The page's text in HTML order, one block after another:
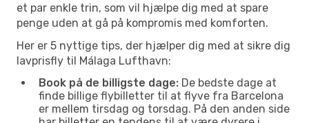
et par enkle trin, som vil hjælpe dig med at spare
penge uden at gå på kompromis med komforten.
Her er 5 nyttige tips, der hjælper dig med at sikre dig
lavprisfly til Málaga Lufthavn:
Book på de billigste dage: De bedste dage at
finde billige flybilletter til at flyve fra Barcelona
er mellem tirsdag og torsdag. På den anden side